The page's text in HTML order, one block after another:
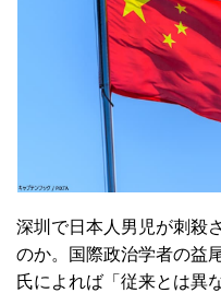
深圳で日本人男児が刺殺
のか。国際政治学者の益
氏によれば「従来とは異